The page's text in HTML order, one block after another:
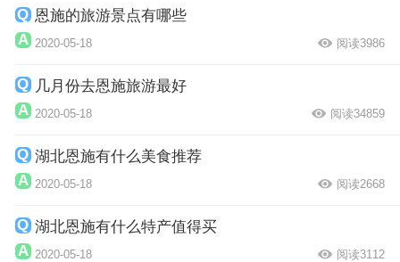
恩施的旅游景点有哪些
2020-05-18 阅读3986
几月份去恩施旅游最好
2020-05-18 阅读34859
湖北恩施有什么美食推荐
2020-05-18 阅读2668
湖北恩施有什么特产值得买
2020-05-18 阅读3112